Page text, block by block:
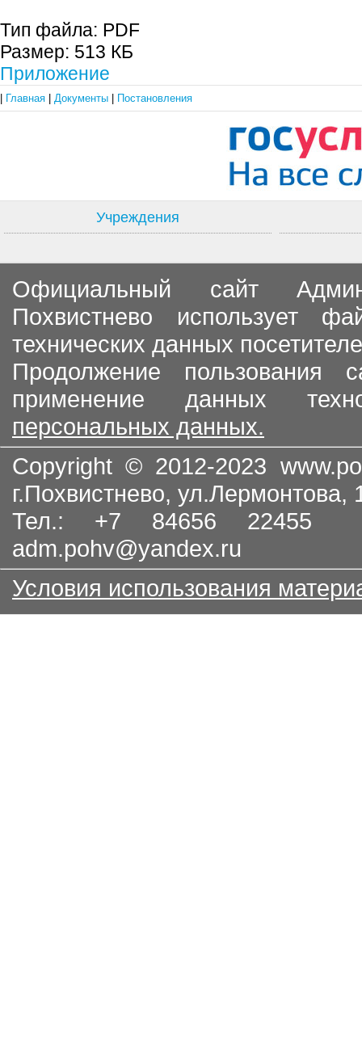
Тип файла: PDF
Размер: 513 КБ
Приложение
Главная Документы Постановления
Учреждения
Официальный сайт
Похвистнево использует
технических данных
Продолжение пользования
применение данных
персональных данных.
Copyright © 2012-2023
г.Похвистнево, ул.Лермонтова,
Тел.: +7 84656
adm.pohv@yandex.ru
Условия использования